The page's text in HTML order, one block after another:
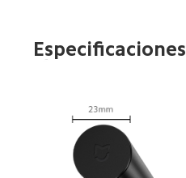
Especificaciones